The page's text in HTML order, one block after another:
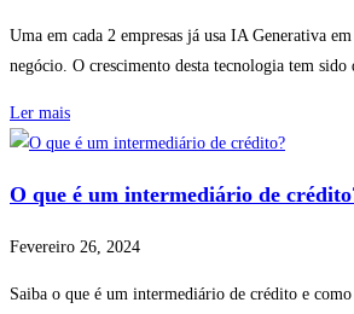
Uma em cada 2 empresas já usa IA Generativa
negócio. O crescimento desta tecnologia tem sido
Ler mais
O que é um intermediário de
Fevereiro 26, 2024
Saiba o que é um intermediário de crédito e